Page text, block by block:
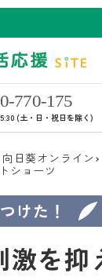
(土・日・祝日を除く)
向日葵オンライン
ショーツ
けた！
激を抑